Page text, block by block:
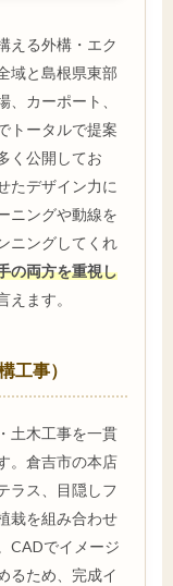
える外構・エク
域と島根県東部
カーポート、
トータルで提案
く公開してお
たデザイン力に
ニングや動線を
ニングしてくれ
の両方を重視し
えます。
工事）
土木工事を一貫
。倉吉市の本店
ラス、目隠しフ
栽を組み合わせ
CADでイメージ
るため、完成イ